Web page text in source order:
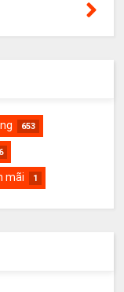
653
6
mãi 1